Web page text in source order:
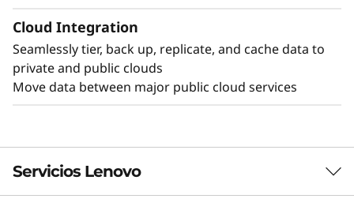
Cloud Integration
Seamlessly tier, back up, replicate, and cache data to
private and public clouds
Move data between major public cloud services
Servicios Lenovo